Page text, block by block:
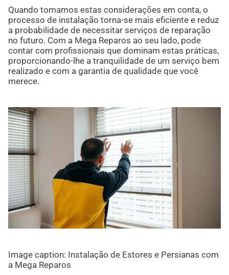
Quando tomamos estas considerações em conta, o
processo de instalação torna-se mais eficiente e reduz
a probabilidade de necessitar serviços de reparação
no futuro. Com a Mega Reparos ao seu lado, pode
contar com profissionais que dominam estas práticas,
proporcionando-lhe a tranquilidade de um serviço bem
realizado e com a garantia de qualidade que você
merece.
Image caption: Instalação de Estores e Persianas com
a Mega Reparos